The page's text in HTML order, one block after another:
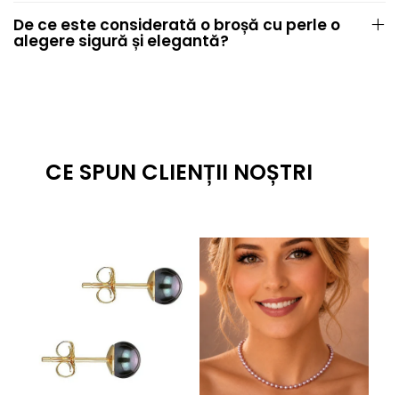
De ce este considerată o broșă cu perle o
alegere sigură și elegantă?
CE SPUN CLIENȚII NOȘTRI